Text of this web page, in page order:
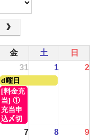
金 土
日
31 1 2
金
曜
日,
7
月
31st
d曜日
金
曜
日,
7
月
[料金充
当] ①
充当申
込〆切
7 8 9